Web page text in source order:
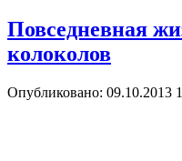
Повседневная
колоколов
Опубликовано: 09.10.2013